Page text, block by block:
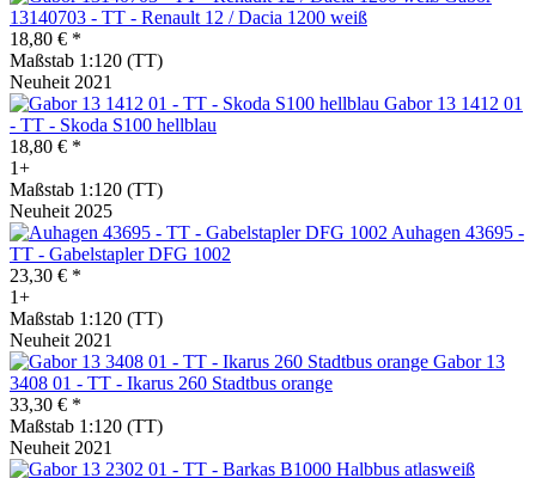
13140703 - TT - Renault 12 / Dacia 1200 weiß
18,80 € *
Maßstab 1:120 (TT)
Neuheit 2021
Gabor 13 1412 01
- TT - Skoda S100 hellblau
18,80 € *
1+
Maßstab 1:120 (TT)
Neuheit 2025
Auhagen 43695 -
TT - Gabelstapler DFG 1002
23,30 € *
1+
Maßstab 1:120 (TT)
Neuheit 2021
Gabor 13
3408 01 - TT - Ikarus 260 Stadtbus orange
33,30 € *
Maßstab 1:120 (TT)
Neuheit 2021